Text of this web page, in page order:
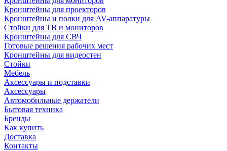
Кронштейны для проекторов
Кронштейны и полки для AV-аппаратуры
Стойки для ТВ и мониторов
Кронштейны для СВЧ
Готовые решения рабочих мест
Кронштейны для видеостен
Стойки
Мебель
Аксессуары и подставки
Аксессуары
Автомобильные держатели
Бытовая техника
Бренды
Как купить
Доставка
Контакты